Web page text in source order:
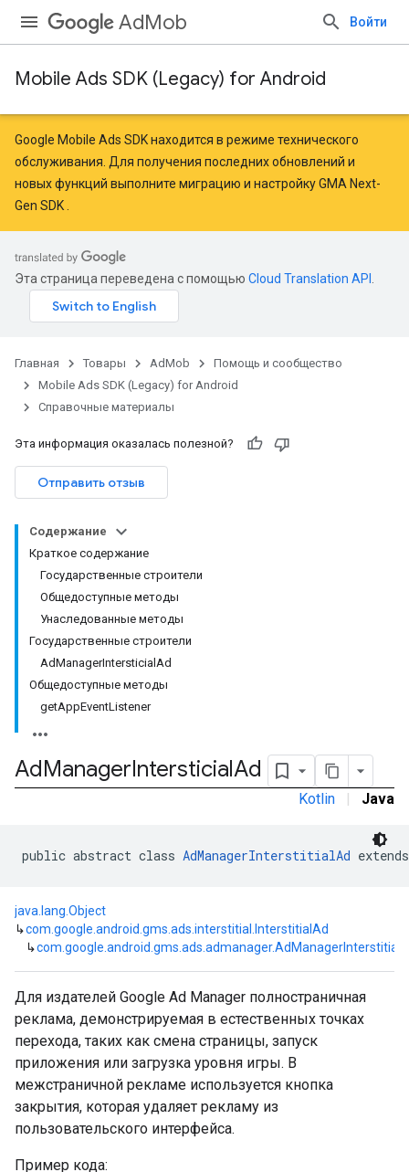
AdMob Войти
Mobile Ads SDK (Legacy) for Android
Google Mobile Ads SDK находится в режиме технического
обслуживания. Для получения последних обновлений и
новых функций выполните миграцию и настройку GMA Next-
Gen SDK
Эта страница переведена с помощью Cloud Translation API
Главная Товары AdMob
Помощь и сообщество
Mobile Ads SDK (Legacy) for Android
Справочные материалы
Эта информация оказалась полезной?
Отправить отзыв
Содержание
Краткое содержание
Государственные строители
Общедоступные методы
Унаследованные методы
Государственные строители
AdManagerIntersticialAd
Общедоступные методы
getAppEventListener
AdManagerIntersticialAd
Kotlin | Java
public abstract class AdManagerInterstitialAd
java.lang.Object
↳com.google.android.gms.ads.interstitial.InterstitialAd
↳
Для издателей Google Ad Manager полностраничная
реклама, демонстрируемая в естественных точках
перехода, таких как смена страницы, запуск
приложения или загрузка уровня игры. В
межстраничной рекламе используется кнопка
закрытия, которая удаляет рекламу из
пользовательского интерфейса.
Пример кода: